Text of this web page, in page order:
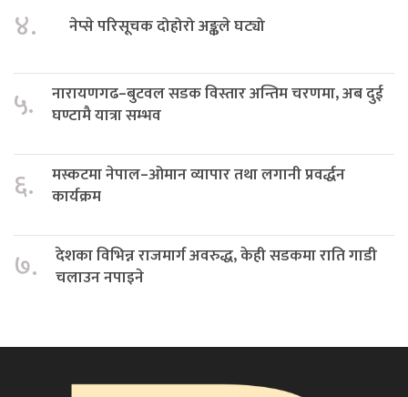
४. नेप्से परिसूचक दोहोरो अङ्कले घट्यो
५.
नारायणगढ–बुटवल सडक विस्तार अन्तिम चरणमा, अब दुई
घण्टामै यात्रा सम्भव
६.
मस्कटमा नेपाल–ओमान व्यापार तथा लगानी प्रवर्द्धन
कार्यक्रम
७.
देशका विभिन्न राजमार्ग अवरुद्ध, केही सडकमा राति गाडी
चलाउन नपाइने